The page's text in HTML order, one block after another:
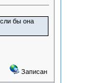
бы она
Записан